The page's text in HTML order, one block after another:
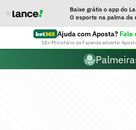
Baixe grátis o app do
O esporte na palma da
Ajuda com Aposta? Fale
18+ Ministério da Fazenda adverte: